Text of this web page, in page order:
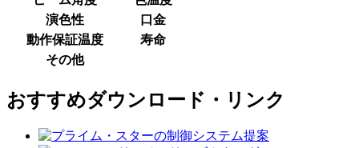
演色性
口金
動作保証温度
寿命
その他
おすすめダウンロード・リンク